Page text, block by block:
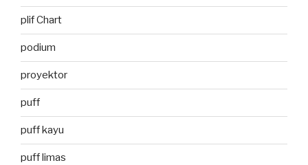
plif Chart
podium
proyektor
puff
puff kayu
puff limas